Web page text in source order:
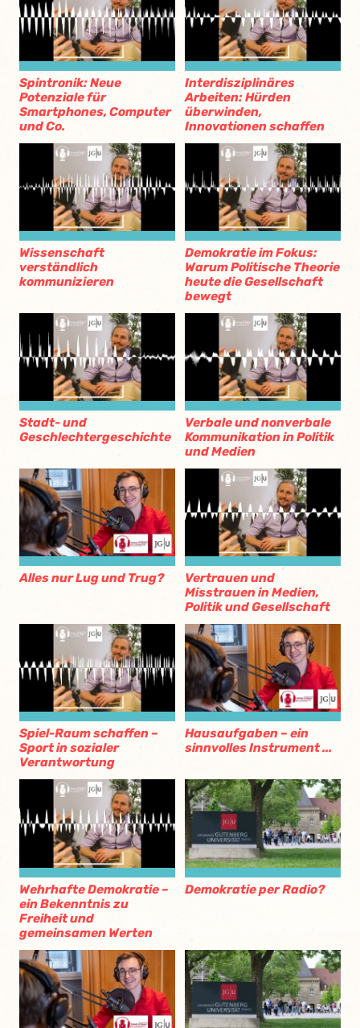
Spintronik: Neue
Potenziale für
Smartphones, Computer
und Co.
Interdisziplinäres
Arbeiten: Hürden
überwinden,
Innovationen schaffen
Wissenschaft
verständlich
kommunizieren
Demokratie im Fokus:
Warum Politische Theorie
heute die Gesellschaft
bewegt
Stadt- und
Geschlechtergeschichte
Verbale und nonverbale
Kommunikation in Politik
und Medien
Alles nur Lug und Trug?
Vertrauen und
Misstrauen in Medien,
Politik und Gesellschaft
Spiel-Raum schaffen –
Sport in sozialer
Verantwortung
Hausaufgaben – ein
sinnvolles Instrument ...
Wehrhafte Demokratie –
ein Bekenntnis zu
Freiheit und
gemeinsamen Werten
Demokratie per Radio?